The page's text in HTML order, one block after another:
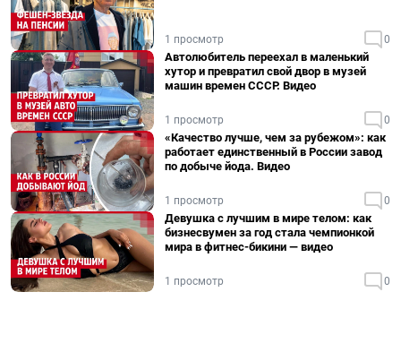
1 просмотр 0
Автолюбитель переехал в маленький
хутор и превратил свой двор в музей
машин времен СССР. Видео
1 просмотр 0
«Качество лучше, чем за рубежом»: как
работает единственный в России завод
по добыче йода. Видео
1 просмотр 0
Девушка с лучшим в мире телом: как
бизнесвумен за год стала чемпионкой
мира в фитнес-бикини — видео
1 просмотр 0